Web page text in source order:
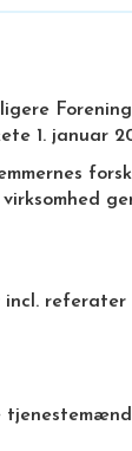
1. januar
incl. referater